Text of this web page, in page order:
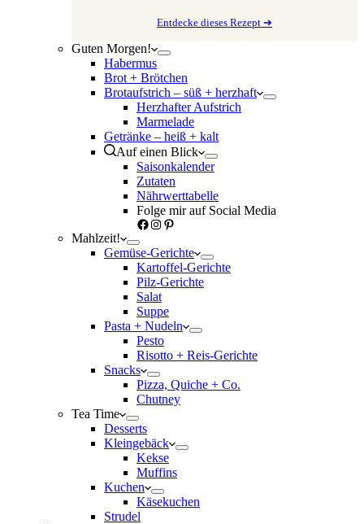
Entdecke dieses Rezept ➔
Guten Morgen!
Habermus
Brot + Brötchen
Brotaufstrich – süß + herzhaft
Herzhafter Aufstrich
Marmelade
Getränke – heiß + kalt
Auf einen Blick
Saisonkalender
Zutaten
Nährwerttabelle
Folge mir auf Social Media
Facebook
Instagram
Pinterest
Mahlzeit!
Gemüse-Gerichte
Kartoffel-Gerichte
Pilz-Gerichte
Salat
Suppe
Pasta + Nudeln
Pesto
Risotto + Reis-Gerichte
Snacks
Pizza, Quiche + Co.
Chutney
Tea Time
Desserts
Kleingebäck
Kekse
Muffins
Kuchen
Käsekuchen
Strudel